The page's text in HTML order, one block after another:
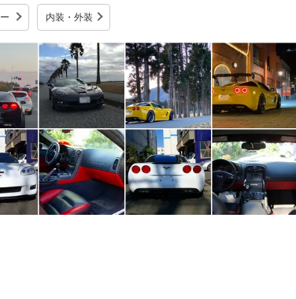
内装・外装